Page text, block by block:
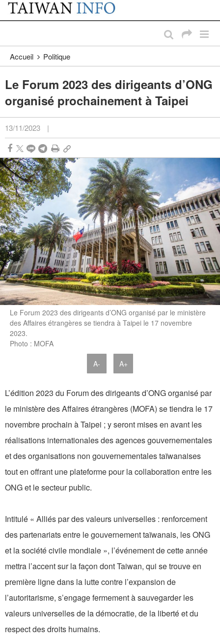
Passer au contenu principal
:::
Accueil Politique
Le Forum 2023 des dirigeants d’ONG
organisé prochainement à Taipei
13/11/2023 |
Le Forum 2023 des dirigeants d’ONG organisé par le ministère
des Affaires étrangères se tiendra à Taipei le 17 novembre
2023.
Photo : MOFA
A- A+
L’édition 2023 du Forum des dirigeants d’ONG organisé par
le ministère des Affaires étrangères (MOFA) se tiendra le 17
novembre prochain à Taipei ; y seront mises en avant les
réalisations internationales des agences gouvernementales
et des organisations non gouvernementales taïwanaises
tout en offrant une plateforme pour la collaboration entre les
ONG et le secteur public.
Intitulé « Alliés par des valeurs universelles : renforcement
des partenariats entre le gouvernement taïwanais, les ONG
et la société civile mondiale », l’événement de cette année
mettra l’accent sur la façon dont Taiwan, qui se trouve en
première ligne dans la lutte contre l’expansion de
l’autoritarisme, s’engage fermement à sauvegarder les
valeurs universelles de la démocratie, de la liberté et du
respect des droits humains.